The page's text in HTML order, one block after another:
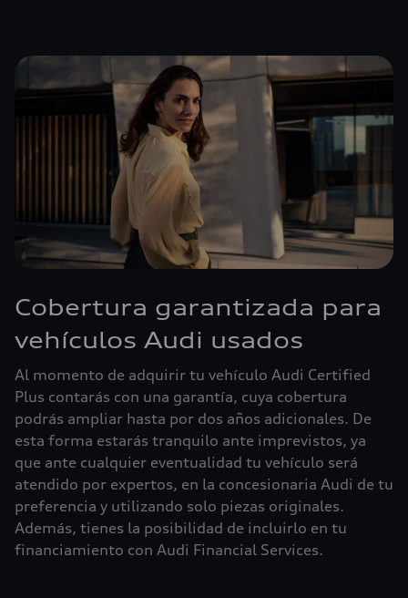
Cobertura garantizada para
vehículos Audi usados
Al momento de adquirir tu vehículo Audi Certified
Plus contarás con una garantía, cuya cobertura
podrás ampliar hasta por dos años adicionales. De
esta forma estarás tranquilo ante imprevistos, ya
que ante cualquier eventualidad tu vehículo será
atendido por expertos, en la concesionaria Audi de tu
preferencia y utilizando solo piezas originales.
Además, tienes la posibilidad de incluirlo en tu
financiamiento con Audi Financial Services.